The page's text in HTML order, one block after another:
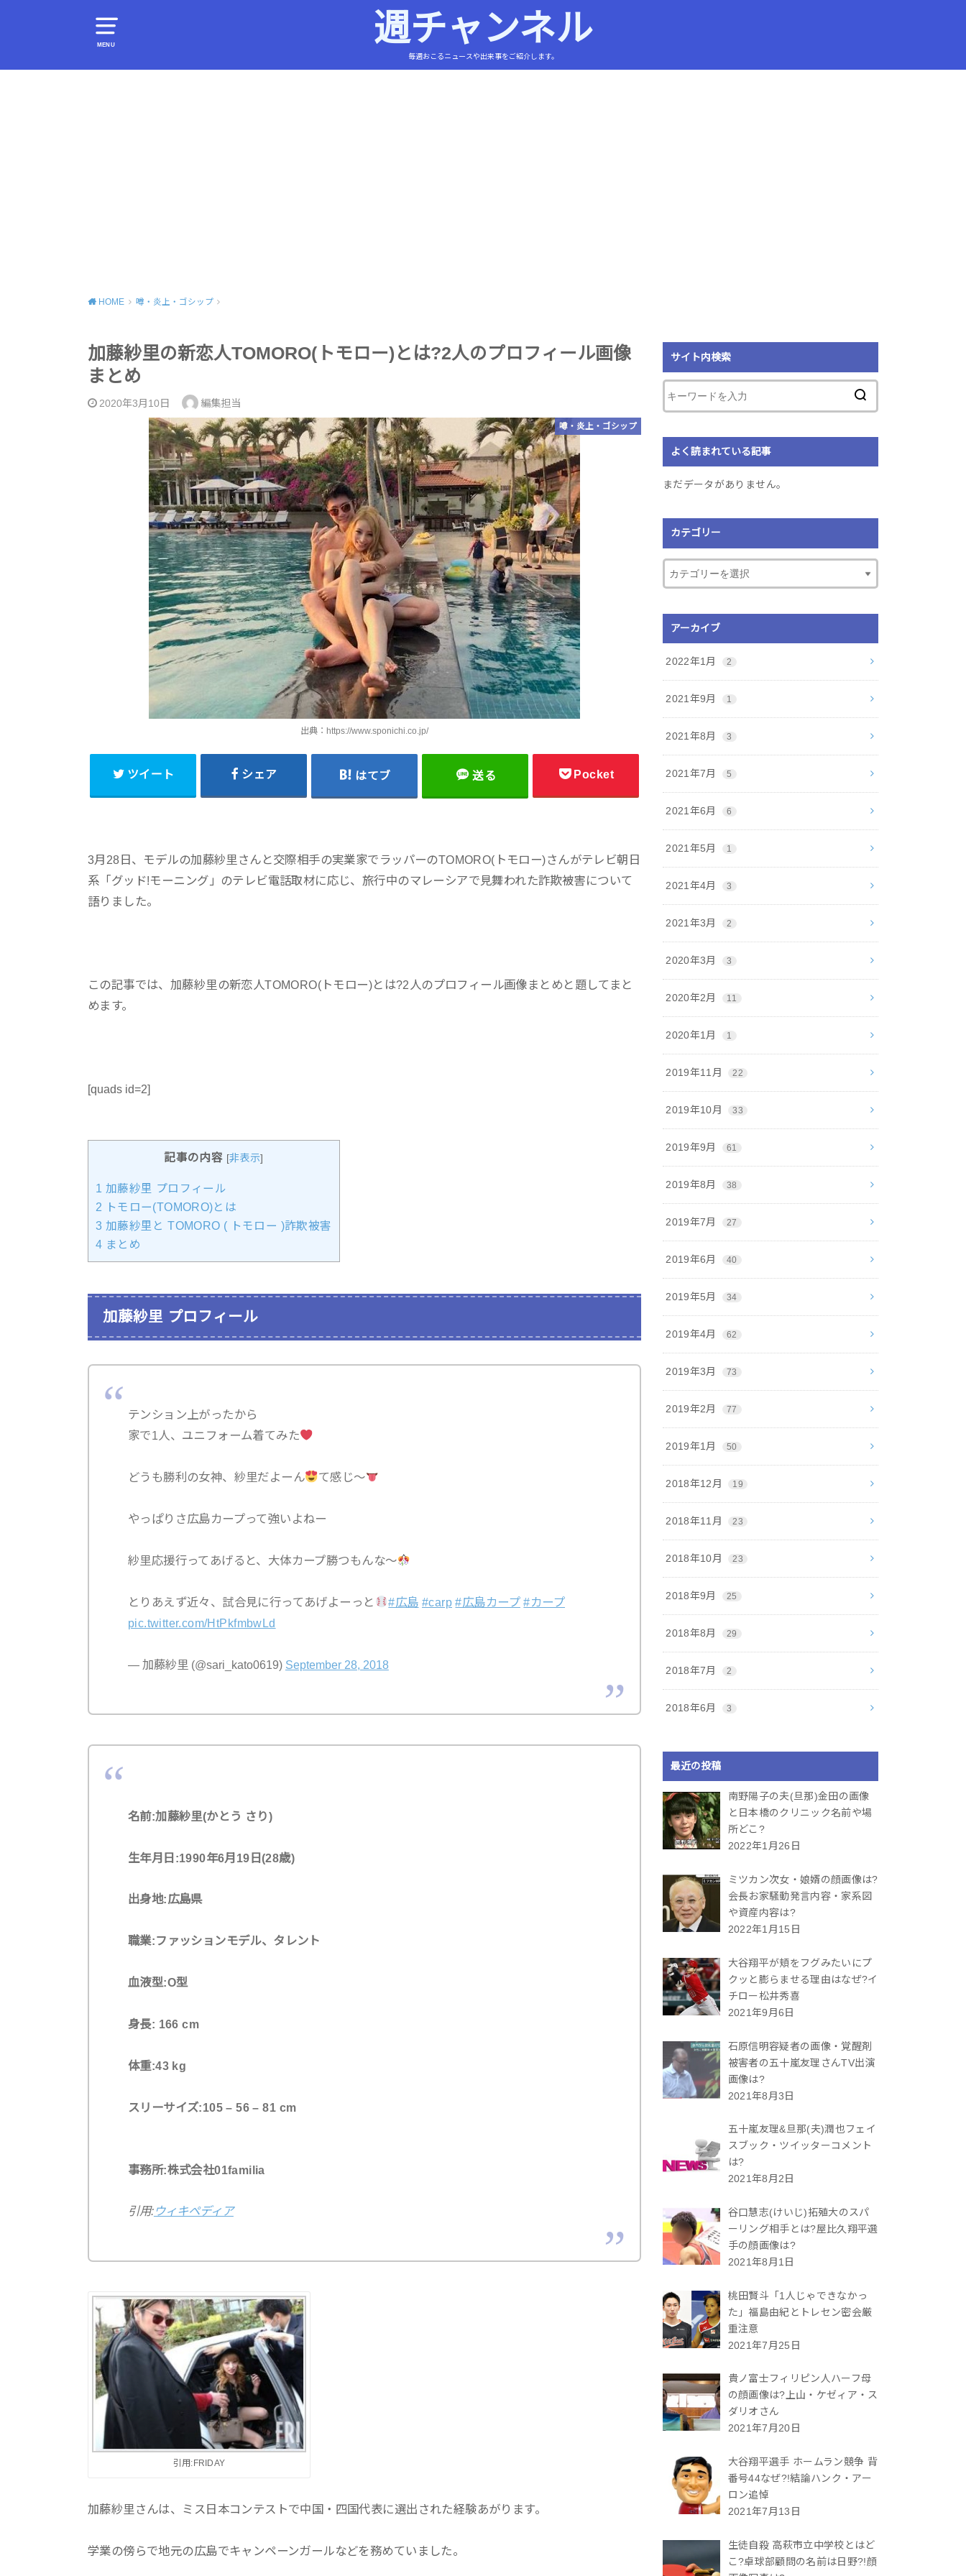
MENU 週チャンネル
毎週おこるニュースや出来事をご紹介します。
HOME 噂・炎上・ゴシップ
加藤紗里の新恋人TOMORO(トモロー)とは?2人のプロフィール画像
まとめ
2020年3月10日 編集担当
出典：https://www.sponichi.co.jp/
噂・炎上・ゴシップ
ツイート シェア はてブ 送る Pocket
3月28日、モデルの加藤紗里さんと交際相手の実業家でラッパーのTOMORO(トモロー)さんがテレビ朝日
系「グッド!モーニング」のテレビ電話取材に応じ、旅行中のマレーシアで見舞われた詐欺被害について
語りました。
この記事では、加藤紗里の新恋人TOMORO(トモロー)とは?2人のプロフィール画像まとめと題してまと
めます。
[quads id=2]
記事の内容 [非表示]
1 加藤紗里 プロフィール
2 トモロー(TOMORO)とは
3 加藤紗里と TOMORO ( トモロー )詐欺被害
4 まとめ
加藤紗里 プロフィール
テンション上がったから
家で1人、ユニフォーム着てみた
どうも勝利の女神、紗里だよーん て感じ〜
やっぱりさ広島カープって強いよねー
紗里応援行ってあげると、大体カープ勝つもんな〜
とりあえず近々、試合見に行ってあげよーっと #広島 #carp #広島カープ #カープ
pic.twitter.com/HtPkfmbwLd
— 加藤紗里 (@sari_kato0619) September 28, 2018
名前:加藤紗里(かとう さり)
生年月日:1990年6月19日(28歳)
出身地:広島県
職業:ファッションモデル、タレント
血液型:O型
身長: 166 cm
体重:43 kg
スリーサイズ:105 – 56 – 81 cm
事務所:株式会社01familia
引用:ウィキペディア
引用:FRIDAY
加藤紗里さんは、ミス日本コンテストで中国・四国代表に選出された経験あがります。
学業の傍らで地元の広島でキャンペーンガールなどを務めていました。
サイト内検索
よく読まれている記事
まだデータがありません。
カテゴリー
アーカイブ
2022年1月 2
2021年9月 1
2021年8月 3
2021年7月 5
2021年6月 6
2021年5月 1
2021年4月 3
2021年3月 2
2020年3月 3
2020年2月 11
2020年1月 1
2019年11月 22
2019年10月 33
2019年9月 61
2019年8月 38
2019年7月 27
2019年6月 40
2019年5月 34
2019年4月 62
2019年3月 73
2019年2月 77
2019年1月 50
2018年12月 19
2018年11月 23
2018年10月 23
2018年9月 25
2018年8月 29
2018年7月 2
2018年6月 3
最近の投稿
南野陽子の夫(旦那)金田の画像
と日本橋のクリニック名前や場
所どこ?
2022年1月26日
ミツカン次女・娘婿の顔画像は?
会長お家騒動発言内容・家系図
や資産内容は?
2022年1月15日
大谷翔平が頬をフグみたいにプ
クッと膨らませる理由はなぜ?イ
チロー松井秀喜
2021年9月6日
石原信明容疑者の画像・覚醒剤
被害者の五十嵐友理さんTV出演
画像は?
2021年8月3日
五十嵐友理&旦那(夫)潤也フェイ
スブック・ツイッターコメント
は?
2021年8月2日
谷口慧志(けいじ)拓殖大のスパ
ーリング相手とは?屋比久翔平選
手の顔画像は?
2021年8月1日
桃田賢斗「1人じゃできなかっ
た」福島由紀とトレセン密会厳
重注意
2021年7月25日
貴ノ富士フィリピン人ハーフ母
の顔画像は?上山・ケゼィア・ス
ダリオさん
2021年7月20日
大谷翔平選手 ホームラン競争 背
番号44なぜ?!結論ハンク・アー
ロン追悼
2021年7月13日
生徒自殺 高萩市立中学校とはど
こ?卓球部顧問の名前は日野?!顔